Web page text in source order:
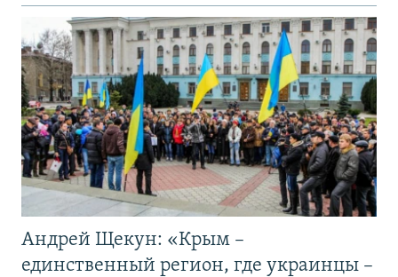
Андрей Щекун: «Крым –
единственный регион, где украинцы –